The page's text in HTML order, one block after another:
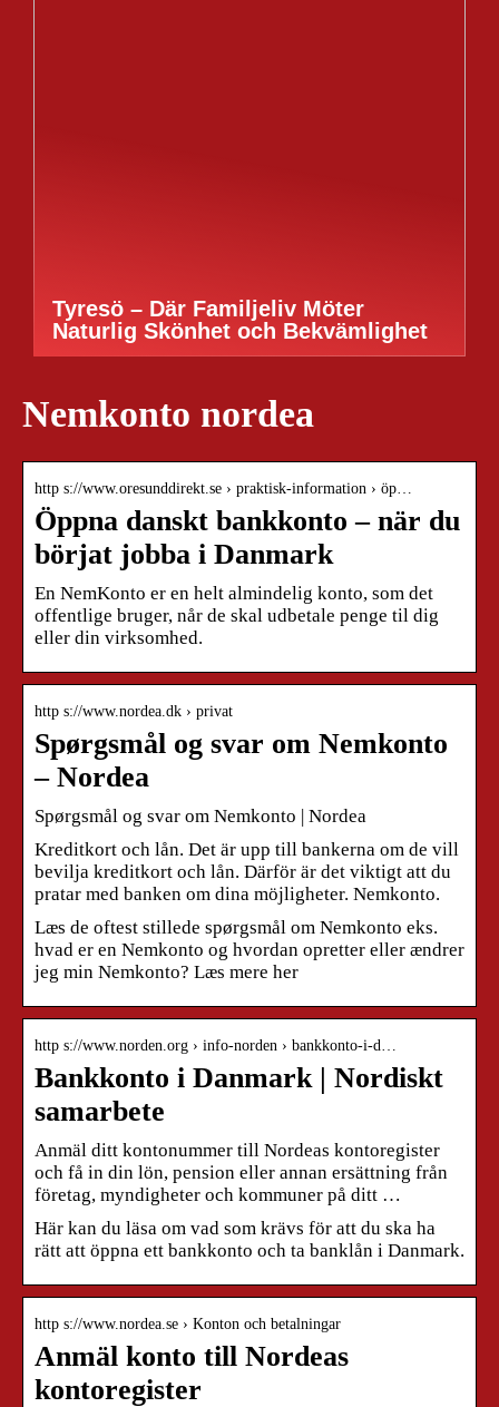
Tyresö – Där Familjeliv Möter
Naturlig Skönhet och Bekvämlighet
Nemkonto nordea
http s://www.oresunddirekt.se › praktisk-information › öp…
Öppna danskt bankkonto – när du
börjat jobba i Danmark
En NemKonto er en helt almindelig konto, som det
offentlige bruger, når de skal udbetale penge til dig
eller din virksomhed.
http s://www.nordea.dk › privat
Spørgsmål og svar om Nemkonto
– Nordea
Spørgsmål og svar om Nemkonto | Nordea
Kreditkort och lån. Det är upp till bankerna om de vill
bevilja kreditkort och lån. Därför är det viktigt att du
pratar med banken om dina möjligheter. Nemkonto.
Læs de oftest stillede spørgsmål om Nemkonto eks.
hvad er en Nemkonto og hvordan opretter eller ændrer
jeg min Nemkonto? Læs mere her
http s://www.norden.org › info-norden › bankkonto-i-d…
Bankkonto i Danmark | Nordiskt
samarbete
Anmäl ditt kontonummer till Nordeas kontoregister
och få in din lön, pension eller annan ersättning från
företag, myndigheter och kommuner på ditt …
Här kan du läsa om vad som krävs för att du ska ha
rätt att öppna ett bankkonto och ta banklån i Danmark.
http s://www.nordea.se › Konton och betalningar
Anmäl konto till Nordeas
kontoregister